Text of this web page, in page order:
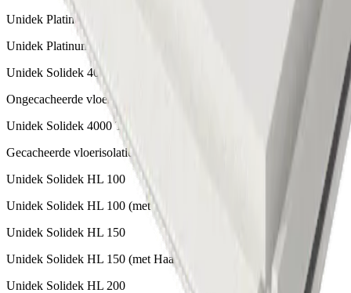
Unidek Platinum EPS 80
Unidek Platinum EPS isolatieplaten
Unidek Solidek 4000 TK
Ongecacheerde vloerisolatieplaat van EPS tegen contactgeluid
Unidek Solidek 4000 TKFP
Gecacheerde vloerisolatieplaat van EPS tegen contactgeluid
Unidek Solidek HL 100
Unidek Solidek HL 100 (met Haaklas)
Unidek Solidek HL 150
Unidek Solidek HL 150 (met Haaklas)
Unidek Solidek HL 200